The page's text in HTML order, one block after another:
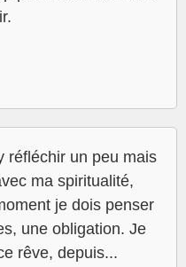
réfléchir un peu mais
ma spiritualité,
je dois penser
une obligation. Je
rêve, depuis...